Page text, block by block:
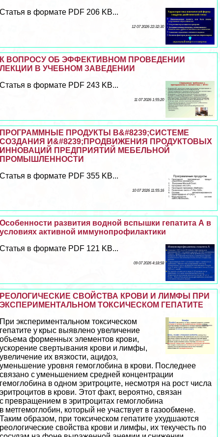
Статья в формате PDF 206 KB...
12 07 2026 22:32:30
К ВОПРОСУ ОБ ЭФФЕКТИВНОМ ПРОВЕДЕНИИ
ЛЕКЦИИ В УЧЕБНОМ ЗАВЕДЕНИИ
Статья в формате PDF 243 KB...
11 07 2026 1:55:20
ПРОГРАММНЫЕ ПРОДУКТЫ В&#8239;СИСТЕМЕ
СОЗДАНИЯ И&#8239;ПРОДВИЖЕНИЯ ПРОДУКТОВЫХ
ИННОВАЦИЙ ПРЕДПРИЯТИЙ МЕБЕЛЬНОЙ
ПРОМЫШЛЕННОСТИ
Статья в формате PDF 355 KB...
10 07 2026 11:55:16
Особенности развития водной вспышки гепатита А в
условиях активной иммунопрофилактики
Статья в формате PDF 121 KB...
09 07 2026 4:18:58
РЕОЛОГИЧЕСКИЕ СВОЙСТВА КРОВИ И ЛИМФЫ ПРИ
ЭКСПЕРИМЕНТАЛЬНОМ ТОКСИЧЕСКОМ ГЕПАТИТЕ
При экспериментальном токсическом
гепатите у крыс выявлено увеличение
объема форменных элементов крови,
ускорение свертывания крови и лимфы,
увеличение их вязкости, ацидоз,
уменьшение уровня гемоглобина в крови. Последнее
связано с уменьшением средней концентрации
гемоглобина в одном эритроците, несмотря на рост числа
эритроцитов в крови. Этот факт, вероятно, связан
с превращением в эритроцитах гемоглобина
в метгемоглобин, который не участвует в газообмене.
Таким образом, при токсическом гепатите ухудшаются
реологические свойства крови и лимфы, их текучесть по